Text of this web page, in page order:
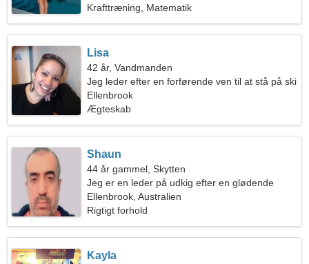
Krafttræning, Matematik
Lisa
42 år, Vandmanden
Jeg leder efter en forførende ven til at stå på ski
sammen
Ellenbrook
Ægteskab
Shaun
44 år gammel, Skytten
Jeg er en leder på udkig efter en glødende
kvinde
Ellenbrook, Australien
Rigtigt forhold
Kayla